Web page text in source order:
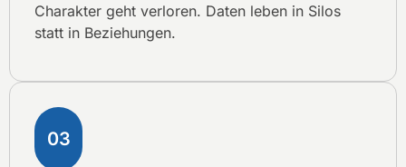
Charakter geht verloren. Daten leben in Silos
statt in Beziehungen.
03